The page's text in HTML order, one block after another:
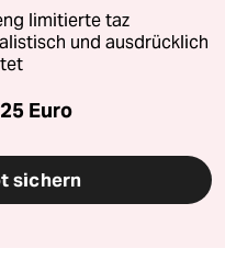
limitierte taz
und ausdrücklich
Euro
sichern